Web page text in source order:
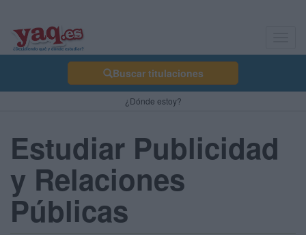
Buscar titulaciones
¿Dónde estoy?
Estudiar Publicidad
y Relaciones
Públicas